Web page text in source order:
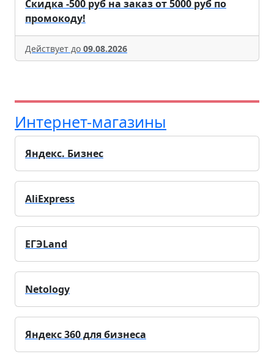
Скидка -500 руб на заказ от 5000 руб по
промокоду!
Действует до 09.08.2026
Интернет-магазины
Яндекс. Бизнес
AliExpress
ЕГЭLand
Netology
Яндекс 360 для бизнеса